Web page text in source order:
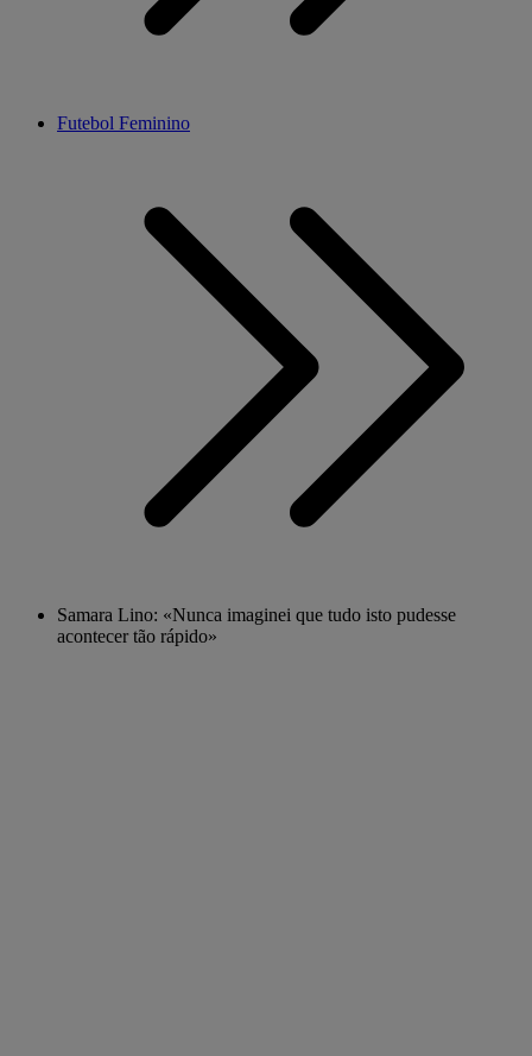
Futebol Feminino
Samara Lino: «Nunca imaginei que tudo isto pudesse
acontecer tão rápido»